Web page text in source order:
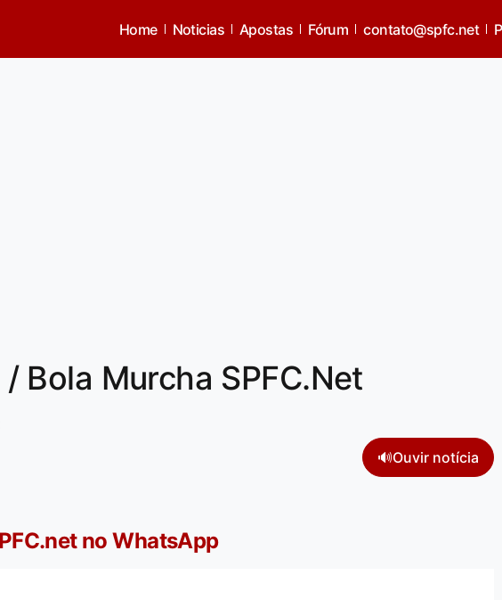
Home Noticias Apostas Fórum contato@spfc.net
Bola Murcha SPFC.Net
🔊Ouvir notícia
no WhatsApp